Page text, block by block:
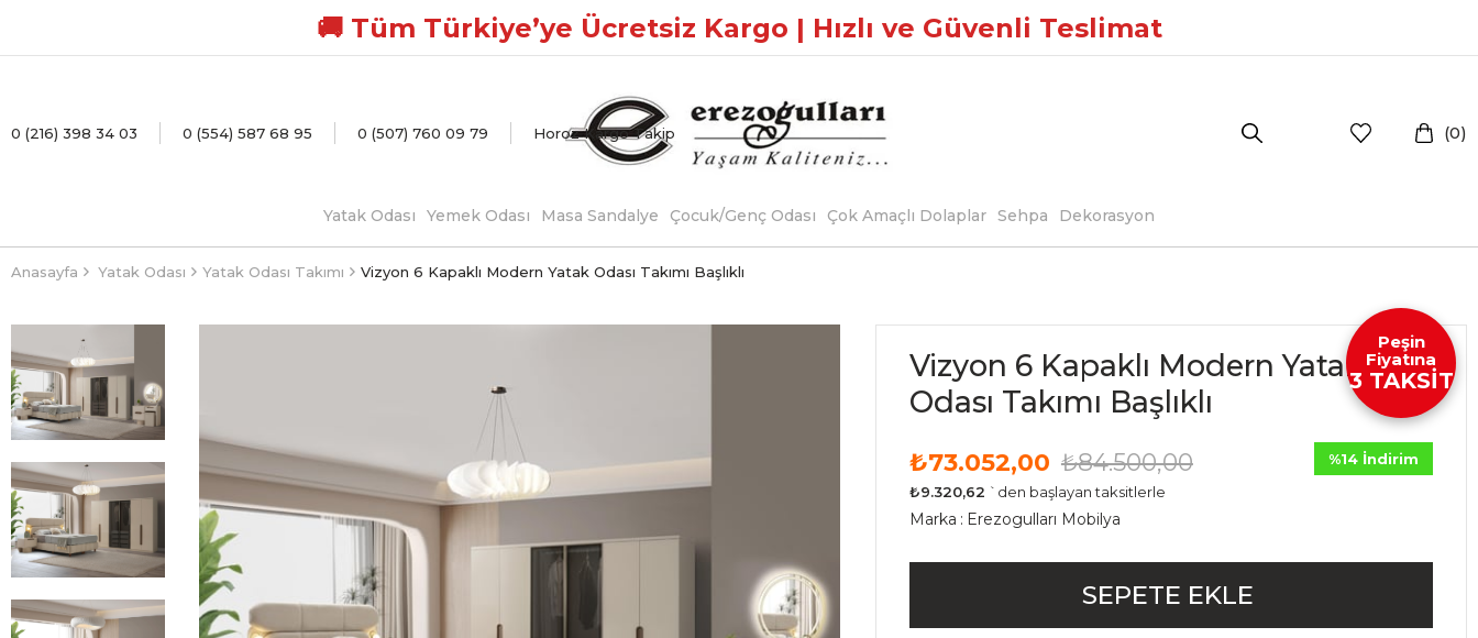
🚚 Tüm Türkiye’ye Ücretsiz Kargo | Hızlı ve Güvenli Teslimat
0 (216) 398 34 03 0 (554) 587 68 95 0 (507) 760 09 79 Horoz Kargo Takip 0
Yatak Odası Yemek Odası Masa Sandalye Çocuk/Genç Odası Çok Amaçlı Dolaplar Sehpa Dekorasyon
Anasayfa Yatak Odası Yatak Odası Takımı Vizyon 6 Kapaklı Modern Yatak Odası Takımı Başlıklı
Vizyon 6 Kapaklı Modern Yatak
Odası Takımı Başlıklı
₺84.500,00
₺73.052,00
₺9.320,62 `den başlayan taksitlerle
%14İndirim
Marka : Erezogulları Mobilya
Peşin
Fiyatına
3 TAKSİT